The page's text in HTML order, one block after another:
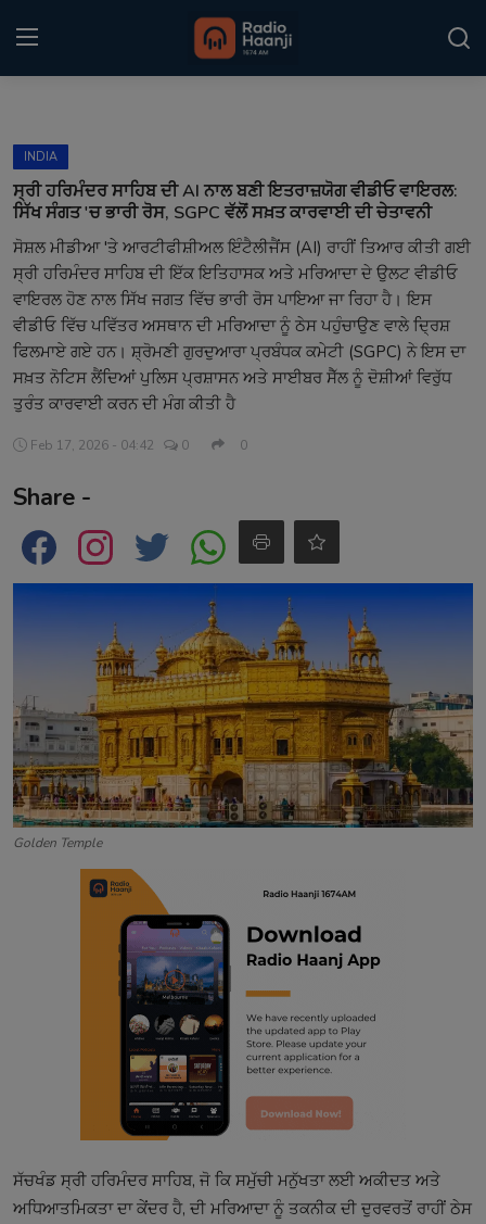
Home
Kitaab Kahani
Gallery
Sponsors
Matrimonial
INDIA
ਸ੍ਰੀ ਹਰਿਮੰਦਰ ਸਾਹਿਬ ਦੀ AI ਨਾਲ ਬਣੀ ਇਤਰਾਜ਼ਯੋਗ ਵੀਡੀਓ ਵਾਇਰਲ:
ਸਿੱਖ ਸੰਗਤ 'ਚ ਭਾਰੀ ਰੋਸ, SGPC ਵੱਲੋਂ ਸਖ਼ਤ ਕਾਰਵਾਈ ਦੀ ਚੇਤਾਵਨੀ
ਸੋਸ਼ਲ ਮੀਡੀਆ 'ਤੇ ਆਰਟੀਫੀਸ਼ੀਅਲ ਇੰਟੈਲੀਜੈਂਸ (AI) ਰਾਹੀਂ ਤਿਆਰ ਕੀਤੀ ਗਈ
ਸ੍ਰੀ ਹਰਿਮੰਦਰ ਸਾਹਿਬ ਦੀ ਇੱਕ ਇਤਿਹਾਸਕ ਅਤੇ ਮਰਿਆਦਾ ਦੇ ਉਲਟ ਵੀਡੀਓ
ਵਾਇਰਲ ਹੋਣ ਨਾਲ ਸਿੱਖ ਜਗਤ ਵਿੱਚ ਭਾਰੀ ਰੋਸ ਪਾਇਆ ਜਾ ਰਿਹਾ ਹੈ। ਇਸ
ਵੀਡੀਓ ਵਿੱਚ ਪਵਿੱਤਰ ਅਸਥਾਨ ਦੀ ਮਰਿਆਦਾ ਨੂੰ ਠੇਸ ਪਹੁੰਚਾਉਣ ਵਾਲੇ ਦ੍ਰਿਸ਼
ਫਿਲਮਾਏ ਗਏ ਹਨ। ਸ਼੍ਰੋਮਣੀ ਗੁਰਦੁਆਰਾ ਪ੍ਰਬੰਧਕ ਕਮੇਟੀ (SGPC) ਨੇ ਇਸ ਦਾ
ਸਖ਼ਤ ਨੋਟਿਸ ਲੈਂਦਿਆਂ ਪੁਲਿਸ ਪ੍ਰਸ਼ਾਸਨ ਅਤੇ ਸਾਈਬਰ ਸੈੱਲ ਨੂੰ ਦੋਸ਼ੀਆਂ ਵਿਰੁੱਧ
ਤੁਰੰਤ ਕਾਰਵਾਈ ਕਰਨ ਦੀ ਮੰਗ ਕੀਤੀ ਹੈ
Feb 17, 2026 - 04:42 0 0
Share -
Golden Temple
ਸੱਚਖੰਡ ਸ੍ਰੀ ਹਰਿਮੰਦਰ ਸਾਹਿਬ, ਜੋ ਕਿ ਸਮੁੱਚੀ ਮਨੁੱਖਤਾ ਲਈ ਅਕੀਦਤ ਅਤੇ
ਅਧਿਆਤਮਿਕਤਾ ਦਾ ਕੇਂਦਰ ਹੈ, ਦੀ ਮਰਿਆਦਾ ਨੂੰ ਤਕਨੀਕ ਦੀ ਦੁਰਵਰਤੋਂ ਰਾਹੀਂ ਠੇਸ